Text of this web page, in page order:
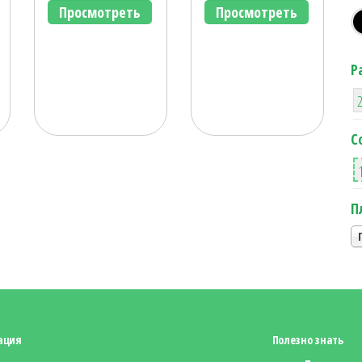
Просмотреть Просмотреть
Полезно знать